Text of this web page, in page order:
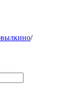
/